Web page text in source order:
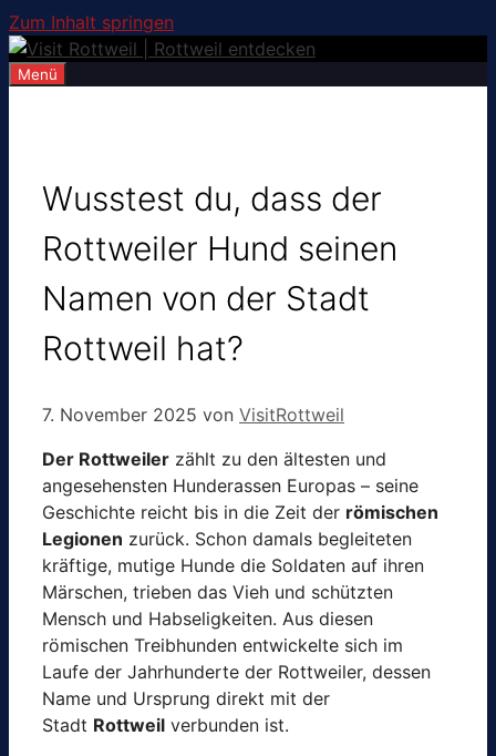
Zum Inhalt springen
Menü
Wusstest du, dass der
Rottweiler Hund seinen
Namen von der Stadt
Rottweil hat?
7. November 2025 von VisitRottweil
Der Rottweiler zählt zu den ältesten und
angesehensten Hunderassen Europas – seine
Geschichte reicht bis in die Zeit der römischen
Legionen zurück. Schon damals begleiteten
kräftige, mutige Hunde die Soldaten auf ihren
Märschen, trieben das Vieh und schützten
Mensch und Habseligkeiten. Aus diesen
römischen Treibhunden entwickelte sich im
Laufe der Jahrhunderte der Rottweiler, dessen
Name und Ursprung direkt mit der
Stadt Rottweil verbunden ist.